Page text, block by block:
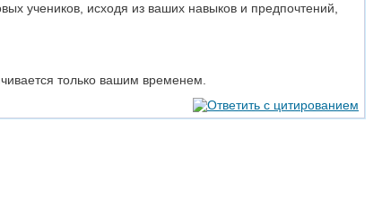
учеников, исходя из ваших навыков и предпочтений,
только вашим временем.